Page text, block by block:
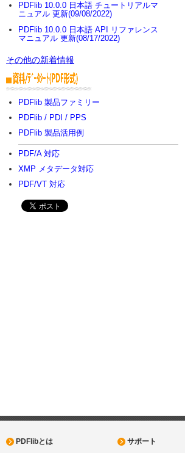
PDFlib 10.0.0 日本語 チュートリアルマ
ニュアル 更新(09/08/2022)
PDFlib 10.0.0 日本語 API リファレンス
マニュアル 更新(08/17/2022)
その他の新着情報
PDFlib 製品ファミリー
PDFlib / PDI / PPS
PDFlib 製品活用例
PDF/A 対応
XMP メタデータ対応
PDF/VT 対応
PDFlibとは サポート